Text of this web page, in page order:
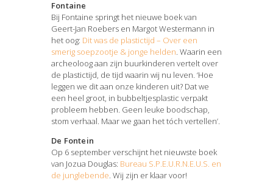
Fontaine
Bij Fontaine springt het nieuwe boek van
Geert-Jan Roebers en Margot Westermann in
het oog: Dit was de plastictijd – Over een
smerig soepzootje & jonge helden. Waarin een
archeoloog aan zijn buurkinderen vertelt over
de plastictijd, de tijd waarin wij nu leven. ‘Hoe
leggen we dit aan onze kinderen uit? Dat we
een heel groot, in bubbeltjesplastic verpakt
probleem hebben. Geen leuke boodschap,
stom verhaal. Maar we gaan het tóch vertellen’.
De Fontein
Op 6 september verschijnt het nieuwste boek
van Jozua Douglas: Bureau S.P.E.U.R.N.E.U.S. en
de junglebende. Wij zijn er klaar voor!